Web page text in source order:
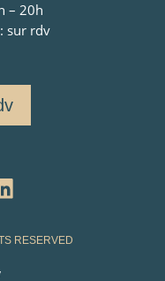
– 20h
sur rdv
RESERVED